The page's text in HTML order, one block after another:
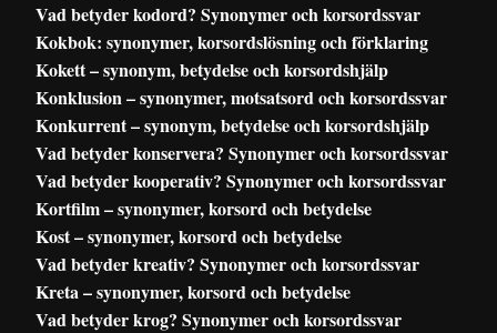
Vad betyder kodord? Synonymer och korsordssvar
Kokbok: synonymer, korsordslösning och förklaring
Kokett – synonym, betydelse och korsordshjälp
Konklusion – synonymer, motsatsord och korsordssvar
Konkurrent – synonym, betydelse och korsordshjälp
Vad betyder konservera? Synonymer och korsordssvar
Vad betyder kooperativ? Synonymer och korsordssvar
Kortfilm – synonymer, korsord och betydelse
Kost – synonymer, korsord och betydelse
Vad betyder kreativ? Synonymer och korsordssvar
Kreta – synonymer, korsord och betydelse
Vad betyder krog? Synonymer och korsordssvar